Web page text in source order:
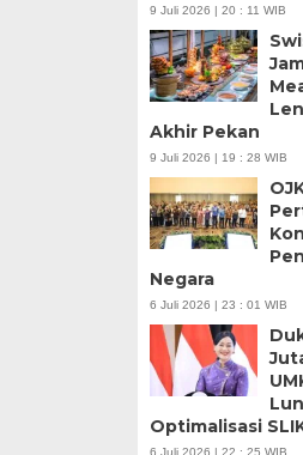
9 Juli 2026 | 20 : 11 WIB
Akhir Pekan
9 Juli 2026 | 19 : 28 WIB
Negara
6 Juli 2026 | 23 : 01 WIB
Optimalisasi
6 Juli 2026 | 22 : 25 WIB